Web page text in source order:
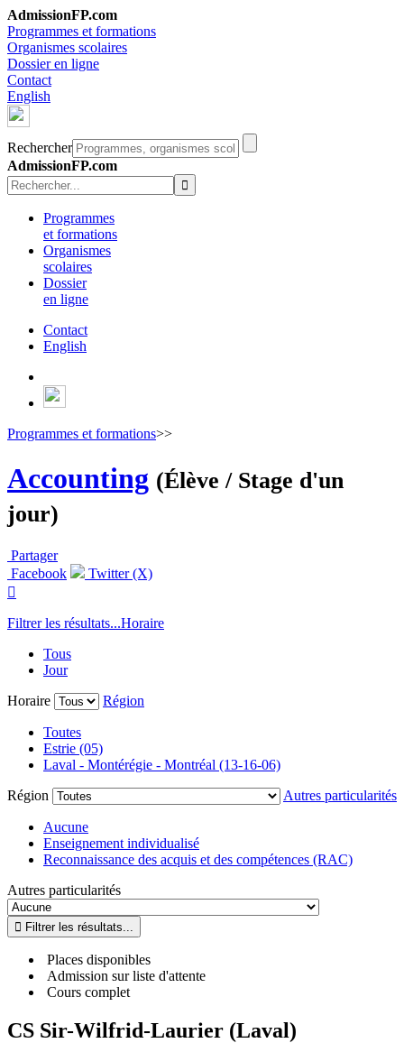
AdmissionFP.com
Programmes et formations
Organismes scolaires
Dossier en ligne
Contact
English
Rechercher
AdmissionFP.com
Programmes
et formations
Organismes
scolaires
Dossier
en ligne
Contact
English
Programmes et formations>>
Accounting (Élève / Stage d'un
jour)
Partager
Facebook
Twitter (X)

Filtrer les résultats...Horaire
Tous
Jour
Horaire
Région
Toutes
Estrie (05)
Laval - Montérégie - Montréal (13-16-06)
Région
Autres particularités
Aucune
Enseignement individualisé
Reconnaissance des acquis et des compétences (RAC)
Autres particularités
Places disponibles
Admission sur liste d'attente
Cours complet
CS Sir-Wilfrid-Laurier (Laval)